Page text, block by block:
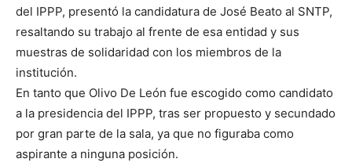
del IPPP, presentó la candidatura de José Beato al SNTP,
resaltando su trabajo al frente de esa entidad y sus
muestras de solidaridad con los miembros de la
institución.
En tanto que Olivo De León fue escogido como candidato
a la presidencia del IPPP, tras ser propuesto y secundado
por gran parte de la sala, ya que no figuraba como
aspirante a ninguna posición.